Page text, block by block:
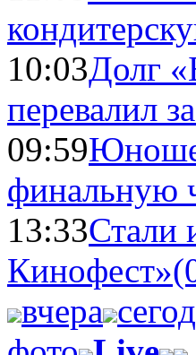
10:03Долг
перевалил
09:59
финальную
13:33Стали
Кинофест»
вчера